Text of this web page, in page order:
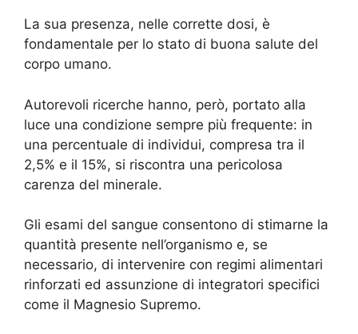
La sua presenza, nelle corrette dosi, è
fondamentale per lo stato di buona salute del
corpo umano.
Autorevoli ricerche hanno, però, portato alla
luce una condizione sempre più frequente: in
una percentuale di individui, compresa tra il
2,5% e il 15%, si riscontra una pericolosa
carenza del minerale.
Gli esami del sangue consentono di stimarne la
quantità presente nell’organismo e, se
necessario, di intervenire con regimi alimentari
rinforzati ed assunzione di integratori specifici
come il Magnesio Supremo.